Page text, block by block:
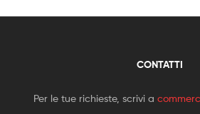
CONTATTI
Per le tue richieste, scrivi a